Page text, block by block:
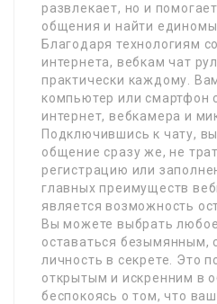
развлекает, но и
общения и найти
Благодаря технологиям
интернета, вебкам чат
практически каждому.
компьютер или смартфон
интернет, вебкамера и
Подключившись к чату,
общение сразу же, не
регистрацию или
главных преимуществ
является возможность
Вы можете выбрать
оставаться безымянным,
личность в секрете. Это
открытым и искренним в
беспокоясь о том, что